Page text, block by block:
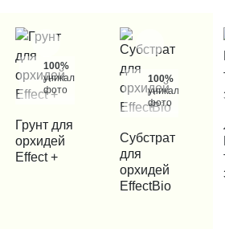
100%
уникальные
фото
КУПИТЬ В 1 КЛИК
Грунт для
орхидей
Effect +
100%
уникальные
фото
КУПИТЬ В 1 КЛИК
Субстрат
для
орхидей
EffectBio